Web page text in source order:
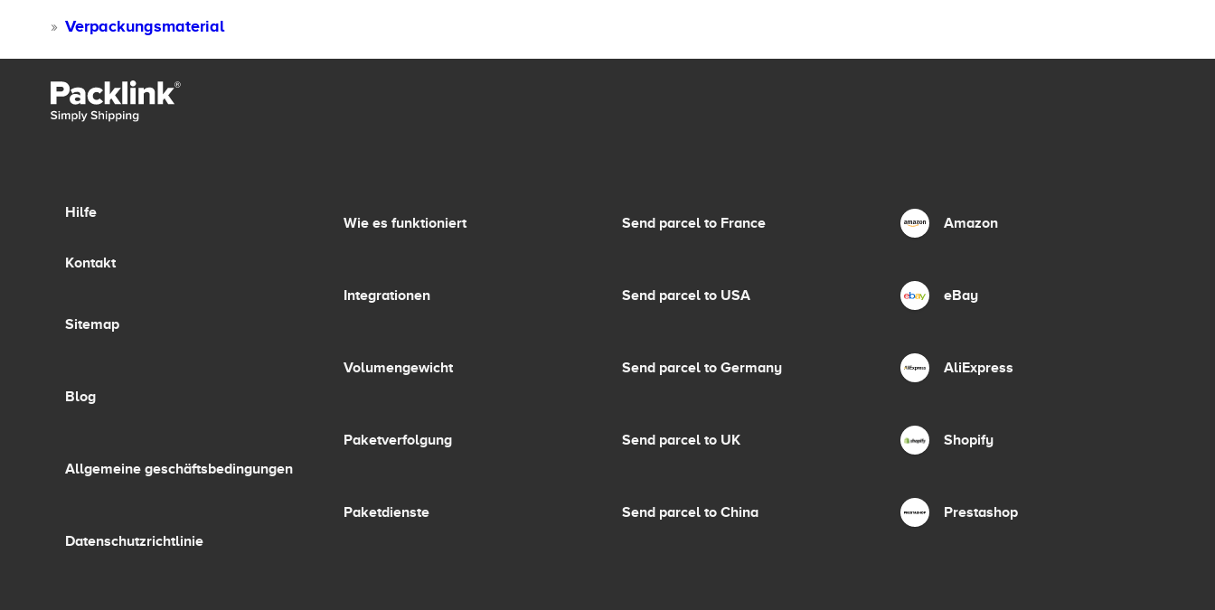
Verpackungsmaterial
Hilfe
Kontakt
Sitemap
Blog
Allgemeine geschäftsbedingungen
Datenschutzrichtlinie
Wie es funktioniert
Integrationen
Volumengewicht
Paketverfolgung
Paketdienste
Send parcel to France
Send parcel to USA
Send parcel to Germany
Send parcel to UK
Send parcel to China
Amazon
eBay
AliExpress
Shopify
Prestashop